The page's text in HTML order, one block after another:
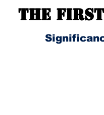
The